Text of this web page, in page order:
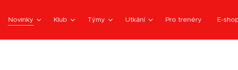
Novinky Klub Týmy Utkání Pro trenéry E-